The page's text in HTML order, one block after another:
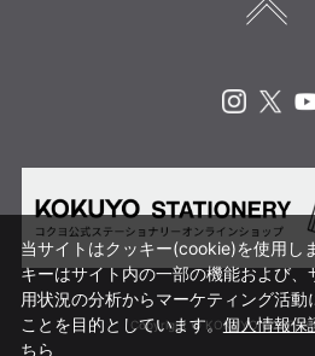
Copyright © KOKUYO CORP.
当サイトはクッキー(cookie)を使用し
キーはサイト内の一部の機能および、
用状況の分析からマーケティング活動
ことを目的としています。個人情報保
ちら